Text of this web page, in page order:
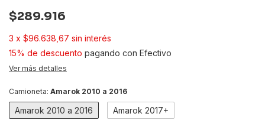
$289.916
3 x $96.638,67 sin interés
15% de descuento pagando con Efectivo
Ver más detalles
Camioneta: Amarok 2010 a 2016
Amarok 2010 a 2016 Amarok 2017+